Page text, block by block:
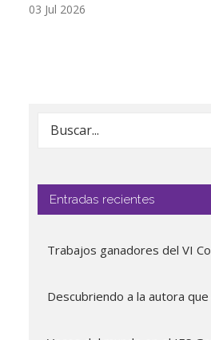
03 Jul 2026
Buscar:
Entradas recientes
Trabajos ganadores del VI
Descubriendo a la autora